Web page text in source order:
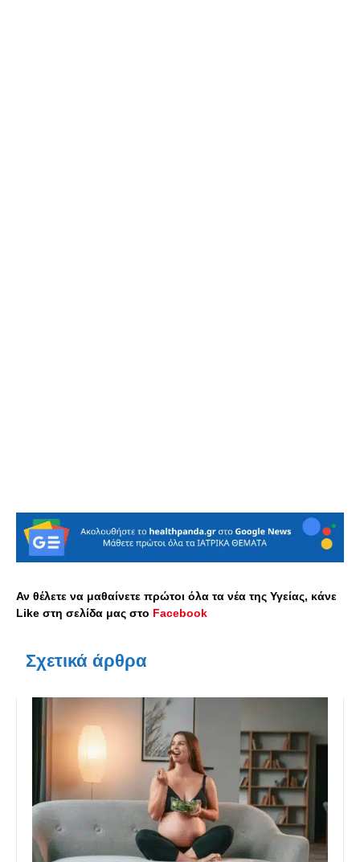
Αν θέλετε να μαθαίνετε πρώτοι όλα τα νέα της Υγείας, κάνε
Like στη σελίδα μας στο Facebook
Σχετικά άρθρα